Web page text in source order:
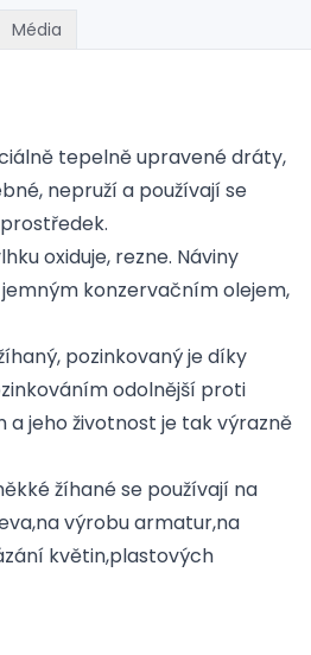
Média
tepelně upravené dráty,
nepruží a používají se
oxiduje, rezne. Náviny
konzervačním olejem,
pozinkovaný je díky
odolnější proti
jeho životnost je tak výrazně
žíhané se používají na
výrobu armatur,na
květin,plastových